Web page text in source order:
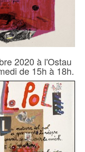
2020 à l'Ostau
de 15h à 18h.